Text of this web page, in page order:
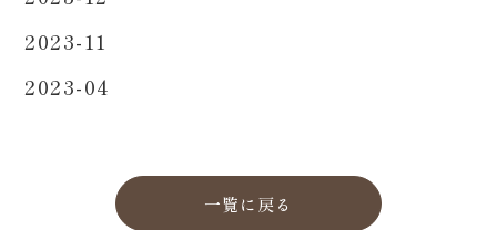
2023-11
2023-04
一覧に戻る